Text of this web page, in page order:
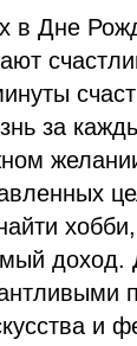
в Дне
за
доход.
и